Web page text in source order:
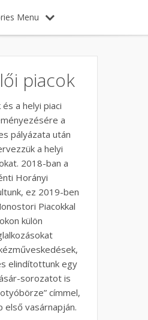
Menu
piacok
a helyi piaci
a
pályázata után
a helyi
2018-ban a
Horányi
ez 2019-ben
Piacokkal
külön
elindítottunk egy
sorozatot is
címmel,
első vasárnapján.